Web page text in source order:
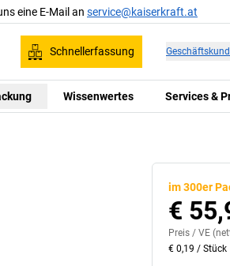
eine E-Mail an service@kaiserkraft.at
Schnellerfassung
Wissenwertes Services &
im 300er
€
Preis / VE
€ 0,19 / Stück